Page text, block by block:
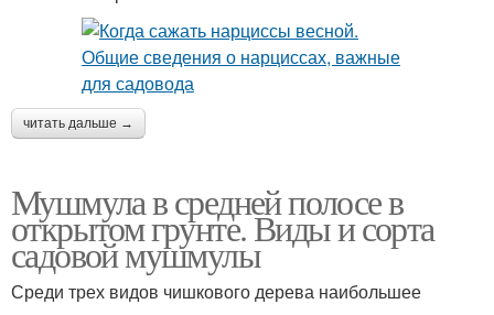
читать дальше →
Мушмула в средней полосе в
открытом грунте. Виды и сорта
садовой мушмулы
Среди трех видов чишкового дерева наибольшее